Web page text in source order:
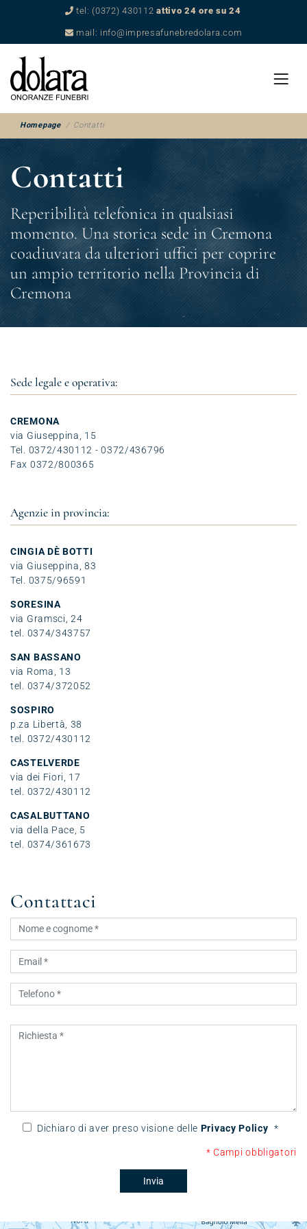
tel: (0372) 430112attivo 24 ore su 24
mail: info@impresafunebredolara.com
Homepage Contatti
Contatti
Reperibilità telefonica in qualsiasi
momento. Una storica sede in Cremona
coadiuvata da ulteriori uffici per coprire
un ampio territorio nella Provincia di
Cremona
Sede legale e operativa:
CREMONA
via Giuseppina, 15
Tel. 0372/430112 - 0372/436796
Fax 0372/800365
Agenzie in provincia:
CINGIA DÈ BOTTI
via Giuseppina, 83
Tel. 0375/96591
SORESINA
via Gramsci, 24
tel. 0374/343757
SAN BASSANO
via Roma, 13
tel. 0374/372052
SOSPIRO
p.za Libertà, 38
tel. 0372/430112
CASTELVERDE
via dei Fiori, 17
tel. 0372/430112
CASALBUTTANO
via della Pace, 5
tel. 0374/361673
Contattaci
Dichiaro di aver preso visione delle Privacy Policy *
* Campi obbligatori
Invia